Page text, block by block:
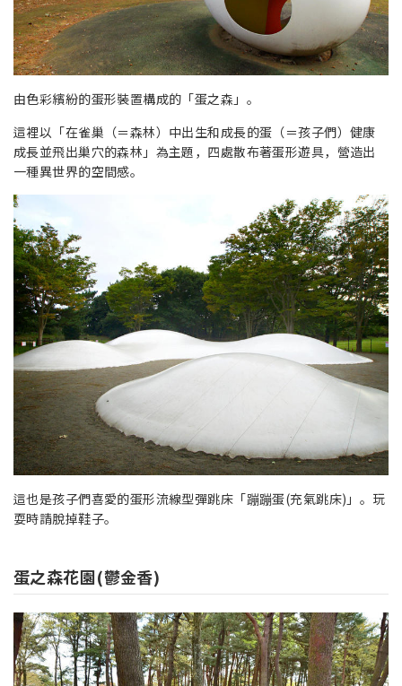
由色彩繽紛的蛋形裝置構成的「蛋之森」。
這裡以「在雀巢（＝森林）中出生和成長的蛋（＝孩子們）健康
成長並飛出巢穴的森林」為主題，四處散布著蛋形遊具，營造出
一種異世界的空間感。
這也是孩子們喜愛的蛋形流線型彈跳床「蹦蹦蛋(充氣跳床)」。玩
耍時請脫掉鞋子。
蛋之森花園(鬱金香)